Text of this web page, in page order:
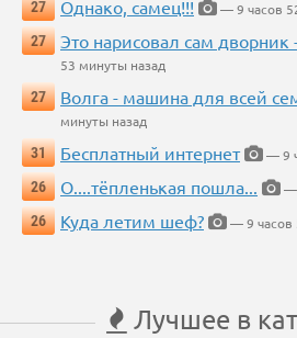
27
Однако, самец!!!
— 9 часов
27
Это нарисовал сам
53 минуты назад
27
Волга - машина для всей
минуты назад
31
Бесплатный интернет
— 9
26
О....тёпленькая пошла...
—
26
Куда летим шеф? — 9 часов
Лучшее в